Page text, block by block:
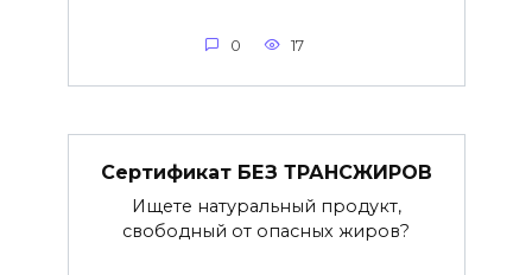
0 17
Сертификат БЕЗ ТРАНСЖИРОВ
Ищете натуральный продукт,
свободный от опасных жиров?